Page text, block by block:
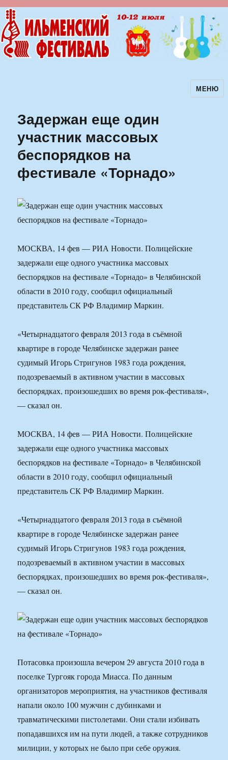
Ильменский фестиваль авторскойМЕНЮ
Задержан еще один
участник массовых
беспорядков на
фестивале «Торнадо»
МОСКВА, 14 фев — РИА Новости. Полицейские
задержали еще одного участника массовых
беспорядков на фестивале «Торнадо» в Челябинской
области в 2010 году, сообщил официальный
представитель СК РФ Владимир Маркин.
«Четырнадцатого февраля 2013 года в съёмной
квартире в городе Челябинске задержан ранее
судимый Игорь Стригунов 1983 года рождения,
подозреваемый в активном участии в массовых
беспорядках, произошедших во время рок-фестиваля»,
— сказал он.
МОСКВА, 14 фев — РИА Новости. Полицейские
задержали еще одного участника массовых
беспорядков на фестивале «Торнадо» в Челябинской
области в 2010 году, сообщил официальный
представитель СК РФ Владимир Маркин.
«Четырнадцатого февраля 2013 года в съёмной
квартире в городе Челябинске задержан ранее
судимый Игорь Стригунов 1983 года рождения,
подозреваемый в активном участии в массовых
беспорядках, произошедших во время рок-фестиваля»,
— сказал он.
Потасовка произошла вечером 29 августа 2010 года в
поселке Тургояк города Миасса. По данным
организаторов мероприятия, на участников фестиваля
напали около 100 мужчин с дубинками и
травматическими пистолетами. Они стали избивать
попадавшихся им на пути людей, а также сотрудников
милиции, у которых не было при себе оружия.